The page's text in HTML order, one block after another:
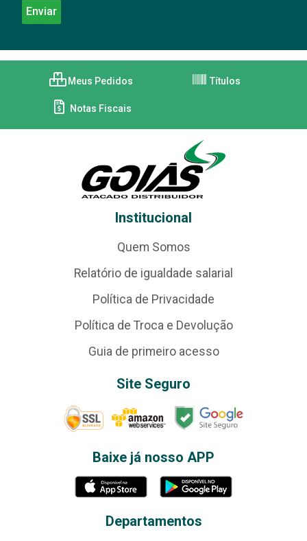
Meus Pedidos Títulos
Notas Fiscais
Institucional
Quem Somos
Relatório de igualdade salarial
Política de Privacidade
Política de Troca e Devolução
Guia de primeiro acesso
Site Seguro
Baixe já nosso APP
Departamentos